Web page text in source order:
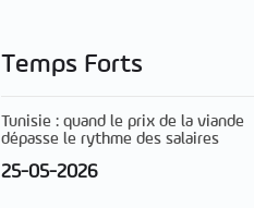
Temps Forts
Tunisie : quand le prix de la viande
dépasse le rythme des salaires
25-05-2026